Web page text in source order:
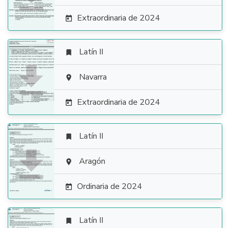
 Extraordinaria de 2024

 Latín II
 Navarra
 Extraordinaria de 2024

 Latín II
 Aragón
 Ordinaria de 2024
 Latín II